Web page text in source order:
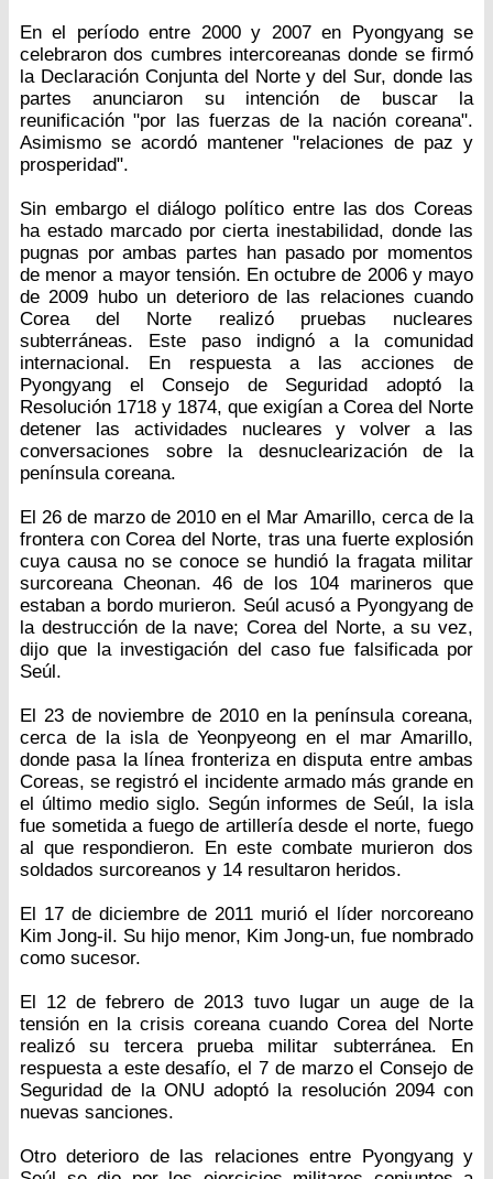
En el período entre 2000 y 2007 en Pyongyang se
celebraron dos cumbres intercoreanas donde se firmó
la Declaración Conjunta del Norte y del Sur, donde las
partes anunciaron su intención de buscar la
reunificación "por las fuerzas de la nación coreana".
Asimismo se acordó mantener "relaciones de paz y
prosperidad".
Sin embargo el diálogo político entre las dos Coreas
ha estado marcado por cierta inestabilidad, donde las
pugnas por ambas partes han pasado por momentos
de menor a mayor tensión. En octubre de 2006 y mayo
de 2009 hubo un deterioro de las relaciones cuando
Corea del Norte realizó pruebas nucleares
subterráneas. Este paso indignó a la comunidad
internacional. En respuesta a las acciones de
Pyongyang el Consejo de Seguridad adoptó la
Resolución 1718 y 1874, que exigían a Corea del Norte
detener las actividades nucleares y volver a las
conversaciones sobre la desnuclearización de la
península coreana.
El 26 de marzo de 2010 en el Mar Amarillo, cerca de la
frontera con Corea del Norte, tras una fuerte explosión
cuya causa no se conoce se hundió la fragata militar
surcoreana Cheonan. 46 de los 104 marineros que
estaban a bordo murieron. Seúl acusó a Pyongyang de
la destrucción de la nave; Corea del Norte, a su vez,
dijo que la investigación del caso fue falsificada por
Seúl.
El 23 de noviembre de 2010 en la península coreana,
cerca de la isla de Yeonpyeong en el mar Amarillo,
donde pasa la línea fronteriza en disputa entre ambas
Coreas, se registró el incidente armado más grande en
el último medio siglo. Según informes de Seúl, la isla
fue sometida a fuego de artillería desde el norte, fuego
al que respondieron. En este combate murieron dos
soldados surcoreanos y 14 resultaron heridos.
El 17 de diciembre de 2011 murió el líder norcoreano
Kim Jong-il. Su hijo menor, Kim Jong-un, fue nombrado
como sucesor.
El 12 de febrero de 2013 tuvo lugar un auge de la
tensión en la crisis coreana cuando Corea del Norte
realizó su tercera prueba militar subterránea. En
respuesta a este desafío, el 7 de marzo el Consejo de
Seguridad de la ONU adoptó la resolución 2094 con
nuevas sanciones.
Otro deterioro de las relaciones entre Pyongyang y